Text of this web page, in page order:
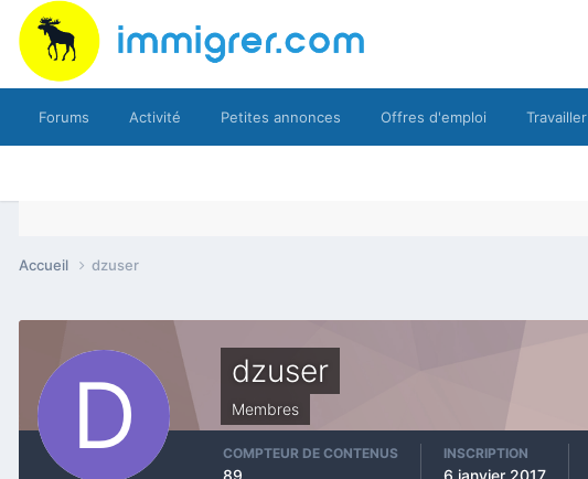
Forums Activité Petites annonces Offres d'emploi Travailler
Accueil dzuser
dzuser
Membres
COMPTEUR DE CONTENUS
89
INSCRIPTION
6 janvier 2017